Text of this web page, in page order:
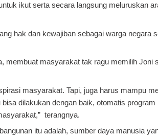
ikut serta secara langsung meluruskan
hak dan kewajiban sebagai warga negara
membuat masyarakat tak ragu memilih Joni
masyarakat. Tapi, juga harus mampu
dilakukan dengan baik, otomatis
terangnya.
itu adalah, sumber daya manusia